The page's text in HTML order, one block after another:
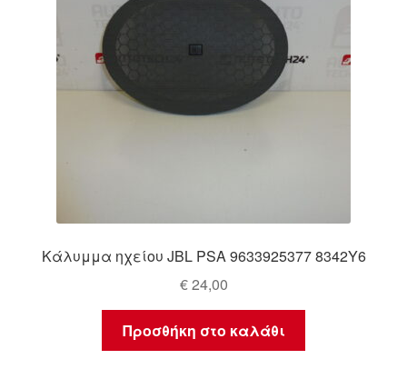
Κάλυμμα ηχείου JBL PSA 9633925377 8342Y6
€24,00
Προσθήκη στο καλάθι